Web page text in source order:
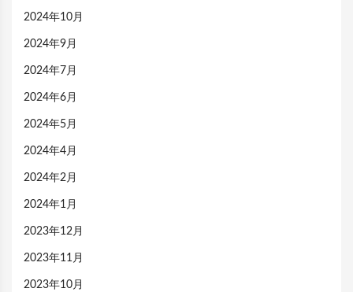
2024年10月
2024年9月
2024年7月
2024年6月
2024年5月
2024年4月
2024年2月
2024年1月
2023年12月
2023年11月
2023年10月